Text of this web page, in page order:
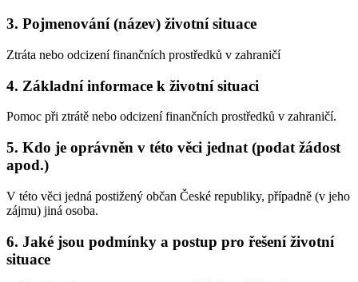
3. Pojmenování (název) životní situace
Ztráta nebo odcizení finančních prostředků v zahraničí
4. Základní informace k životní situaci
Pomoc při ztrátě nebo odcizení finančních prostředků v zahraničí.
5. Kdo je oprávněn v této věci jednat (podat žádost
apod.)
V této věci jedná postižený občan České republiky, případně (v jeho
zájmu) jiná osoba.
6. Jaké jsou podmínky a postup pro řešení životní
situace